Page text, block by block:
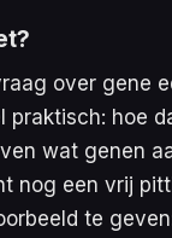
over gene
praktisch: hoe
wat genen
nog een vrij
te